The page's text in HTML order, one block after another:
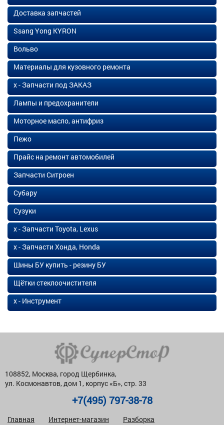
Доставка запчастей
Ssang Yong KYRON
Вольво
Материалы для кузовного ремонта
х - Запчасти под ЗАКАЗ
Лампы и предохранители
Моторное масло, антифриз
Пежо
Прайс на ремонт автомобилей
Запчасти Ситроен
Субару
Сузуки
х - Запчасти Toyota, Lexus
х - Запчасти Хонда, Honda
Шины БУ купить - резину БУ
Щётки стеклоочистителя
х - Инструмент
108852, Москва, город Щербинка,
ул. Космонавтов, дом 1, корпус «Б», стр. 33
+7(495) 797-38-78
Главная Интернет-магазин Разборка